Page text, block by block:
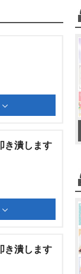
き潰します
き潰します